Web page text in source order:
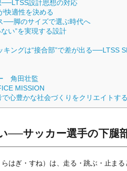
──LTSS設計思想の対応
快適性を決める
──脚のサイズで選ぶ時代へ
い”を実現する設計
キングは“接合部”で差が出る──LTSS
角田壮監
MISSION
心豊かな社会づくりをクリエイトする
い──サッカー選手の下腿
はぎ・すね）は、走る・跳ぶ・止まる